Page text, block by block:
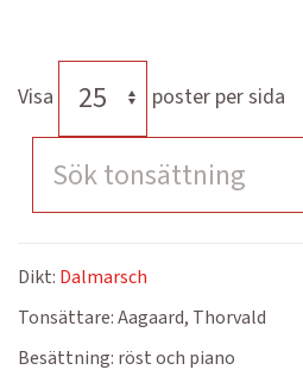
Visa poster per sida
Dikt: Dalmarsch
Tonsättare:Aagaard, Thorvald
Besättning: röst och piano